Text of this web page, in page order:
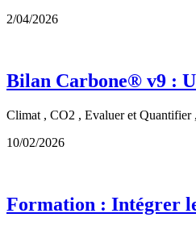
2/04/2026
Bilan Carbone® v9 :
Climat , CO2 , Evaluer et Quantifier
10/02/2026
Formation : Intégrer